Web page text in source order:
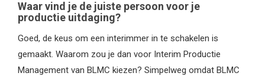
Waar vind je de juiste persoon voor je
productie uitdaging?
Goed, de keus om een interimmer in te schakelen is
gemaakt. Waarom zou je dan voor Interim Productie
Management van BLMC kiezen? Simpelweg omdat BLMC